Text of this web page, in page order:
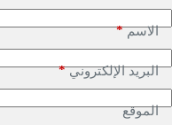
الاسم*
البريد الإلكتروني*
الموقع